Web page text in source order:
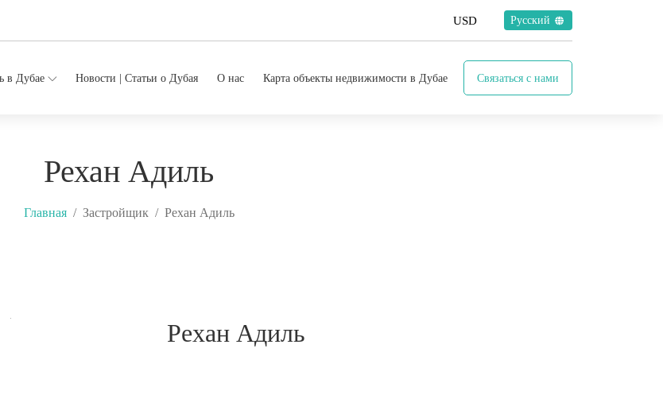
Русский
в Дубае Новости | Статьи о Дубая О нас Карта объекты недвижимости в Дубае Связаться с нами
Рехан Адиль
Главная Застройщик Рехан Адиль
Рехан Адиль